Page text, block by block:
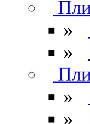
»
»
»
»